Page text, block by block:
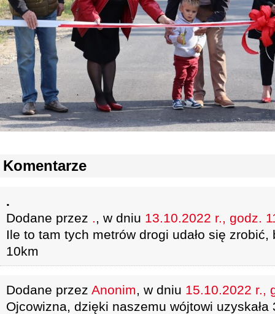
Komentarze
.
Dodane przez ., w dniu 13.10.2022 r., godz.
Ile to tam tych metrów drogi udało się zrobić,
10km
Dodane przez Anonim, w dniu 15.10.2022 r.,
Ojcowizna, dzięki naszemu wójtowi